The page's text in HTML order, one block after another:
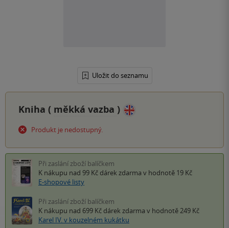
Uložit do seznamu
Kniha ( měkká vazba )
Produkt je nedostupný.
Při zaslání zboží balíčkem
K nákupu nad 99 Kč dárek zdarma v hodnotě 19 Kč
E-shopové listy
Při zaslání zboží balíčkem
K nákupu nad 699 Kč dárek zdarma v hodnotě 249 Kč
Karel IV. v kouzelném kukátku